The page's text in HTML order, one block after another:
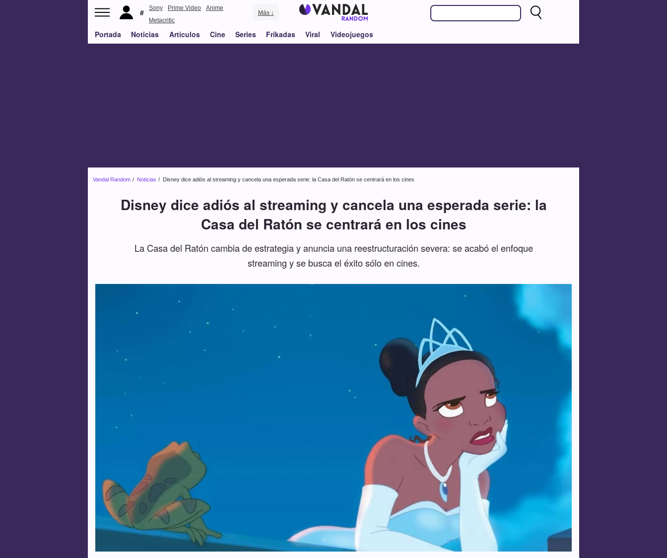
Sony Prime Video
Anime
Metacritic
Más ↓
Portada Noticias Artículos Cine Series Frikadas Viral Videojuegos
Vandal Random Noticias Disney dice adiós al streaming y cancela una esperada serie: la Casa del Ratón se centrará en los cines
Disney dice adiós al streaming y cancela una esperada serie: la
Casa del Ratón se centrará en los cines
La Casa del Ratón cambia de estrategia y anuncia una reestructuración severa: se acabó el enfoque
streaming y se busca el éxito sólo en cines.